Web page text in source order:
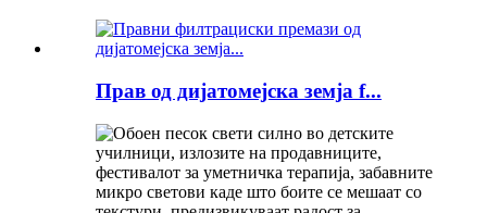
Прав од дијатомејска земја f...